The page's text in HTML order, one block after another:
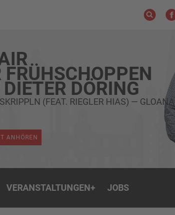
FRÜHSCHOPPEN
DÖRING
(FEAT. RIEGLER HIAS) — GLOANA
ANHÖREN
VERANSTALTUNGEN+ JOBS